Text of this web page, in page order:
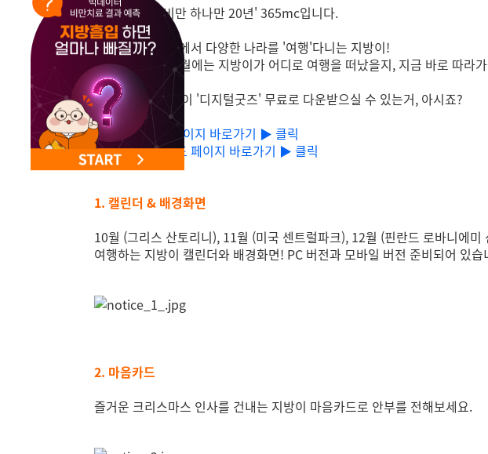
안녕하세요! '비만 하나만 20년' 365mc입니다.
2023년, 화면 속에서 다양한 나라를 '여행'다니는 지방이!
다가올 10월~12월에는 지방이가 어디로 여행을 떠났을지, 지금 바로 따라
P.S. 귀여운 지방이 '디지털굿즈' 무료로 다운받으실 수 있는거, 아시죠?
[PC] 다운로드 페이지 바로가기 ▶ 클릭
[모바일] 다운로드 페이지 바로가기 ▶ 클릭
1. 캘린더 & 배경화면
10월 (그리스 산토리니), 11월 (미국 센트럴파크), 12월 (핀란드 로바니에미
여행하는 지방이 캘린더와 배경화면! PC 버전과 모바일 버전 준비되어 있습
2. 마음카드
즐거운 크리스마스 인사를 건내는 지방이 마음카드로 안부를 전해보세요.